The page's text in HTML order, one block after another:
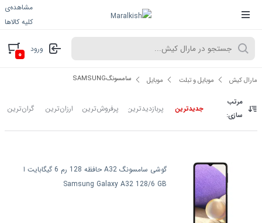
مشاهده‌ی
کلیه کالاها
ورود ۰
مارال کیش موبایل و تبلت موبایل سامسونگSAMSUNG
مرتب
سازی:
جدیدترین پربازدیدترین پرفروش‌ترین ارزان‌ترین گران‌ترین
گوشی سامسونگ A32 حافظه 128 رم 6 گیگابایت ا
Samsung Galaxy A32 128/6 GB